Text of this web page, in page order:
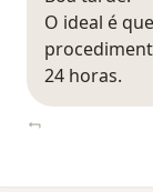
O ideal é
24 horas.